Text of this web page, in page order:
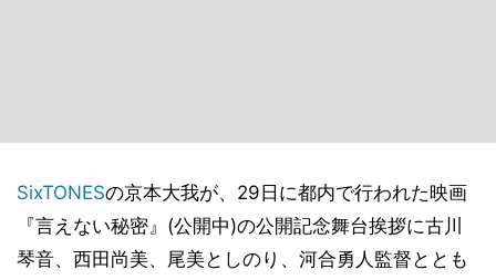
SixTONESの京本大我が、29日に都内で行われた映画
『言えない秘密』(公開中)の公開記念舞台挨拶に古川
琴音、西田尚美、尾美としのり、河合勇人監督ととも